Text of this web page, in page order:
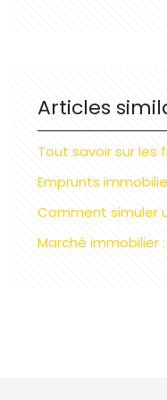
Articles
Tout savoir sur les
Emprunts
Comment simuler
Marché immobilier